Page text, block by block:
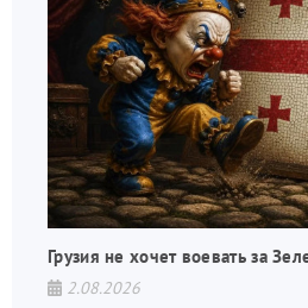
Грузия не хочет воевать за
2.08.2026